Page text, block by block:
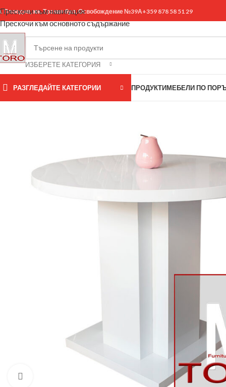
Прескочи към навигация
Прескочи към основното съдържание
Пловдив, жк. Тракия бул. Освобождение №39А+359 878 58 51 29
ИЗБЕРЕТЕ КАТЕГОРИЯ
РАЗГЛЕДАЙТЕ КАТЕГОРИИ ПРОДУКТИМЕБЕЛИ ПО
Щракнете за уголемяване